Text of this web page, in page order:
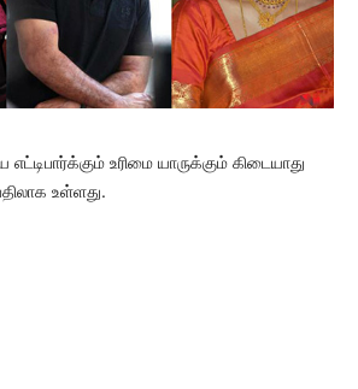
உரிமை யாருக்கும் கிடையாது
உள்ளது.